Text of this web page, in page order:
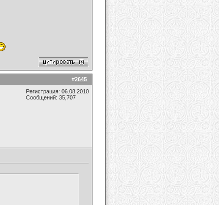
#2645
Регистрация: 06.08.2010
Сообщений: 35,707